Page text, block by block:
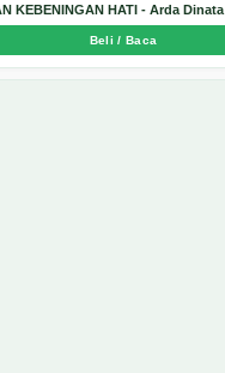
KEBENINGAN HATI - Arda Dinata
Beli / Baca